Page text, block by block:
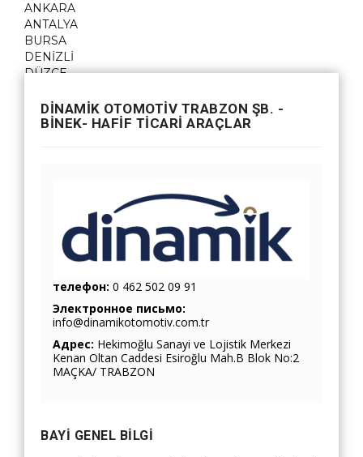
ANKARA
ANTALYA
BURSA
DENİZLİ
DÜZCE
İSTANBUL
İZMİR
TEKİRDAĞ
TRABZON
DİNAMİK OTOMOTİV TRABZON ŞB. -
BİNEK- HAFİF TİCARİ ARAÇLAR
телефон: 0 462 502 09 91
Электронное письмо:
info@dinamikotomotiv.com.tr
Адрес: Hekimoğlu Sanayi ve Lojistik Merkezi
Kenan Oltan Caddesi Esiroğlu Mah.B Blok No:2
MAÇKA/ TRABZON
BAYI GENEL BILGI